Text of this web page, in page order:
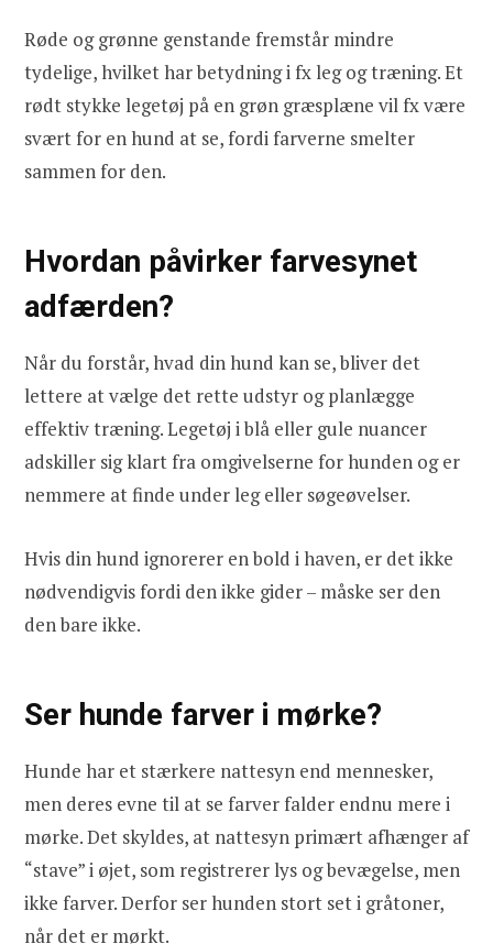
Røde og grønne genstande fremstår mindre
tydelige, hvilket har betydning i fx leg og træning. Et
rødt stykke legetøj på en grøn græsplæne vil fx være
svært for en hund at se, fordi farverne smelter
sammen for den.
Hvordan påvirker farvesynet
adfærden?
Når du forstår, hvad din hund kan se, bliver det
lettere at vælge det rette udstyr og planlægge
effektiv træning. Legetøj i blå eller gule nuancer
adskiller sig klart fra omgivelserne for hunden og er
nemmere at finde under leg eller søgeøvelser.
Hvis din hund ignorerer en bold i haven, er det ikke
nødvendigvis fordi den ikke gider – måske ser den
den bare ikke.
Ser hunde farver i mørke?
Hunde har et stærkere nattesyn end mennesker,
men deres evne til at se farver falder endnu mere i
mørke. Det skyldes, at nattesyn primært afhænger af
“stave” i øjet, som registrerer lys og bevægelse, men
ikke farver. Derfor ser hunden stort set i gråtoner,
når det er mørkt.